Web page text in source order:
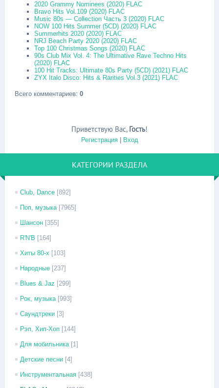
2020 Grammy Nominees (2020) FLAC
Bravo Hits Vol.109 (2020) FLAC
Music 80s — Collection Часть 3 (2020) FLAC
NOW 100 Hits Summer (5CD) (2020) FLAC
Summerhits 2020 (2020) FLAC
NRJ Beach Party 2020 (2020) FLAC
Top 100 Christmas Songs (2020) FLAC
90s Club Mix Vol. 4: The Ultimative Rave Techno Hits
(2020) FLAC
100 Hit Tracks: Ultimate 80s Party (5CD) (2021) FLAC
ZYX Italo Disco: Hits & Rarities Vol.3 (2021) FLAC
Всего комментариев: 0
Приветствую Вас, Гость!
Регистрация| Вход
КАТЕГОРИИ РАЗДЕЛА
Club, Dance [892]
Поп, музыка [7965]
Шансон [355]
R'N'B [164]
Хиты 80-х [103]
Народные [237]
Blues & Jaz [299]
Рок, музыка [993]
Саундтреки [3]
Рэп, Хип-Хоп [144]
Для мобильника [1]
Детские песни [4]
Инструментальная [438]